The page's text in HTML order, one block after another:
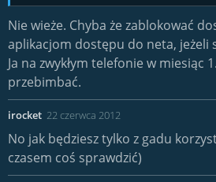
Nie wieże. Chyba że zablokować
aplikacjom dostępu do neta, jeżeli
Ja na zwykłym telefonie w miesiąc
przebimbać.
irocket 22 czerwca 2012
No jak będziesz tylko z gadu
czasem coś sprawdzić)